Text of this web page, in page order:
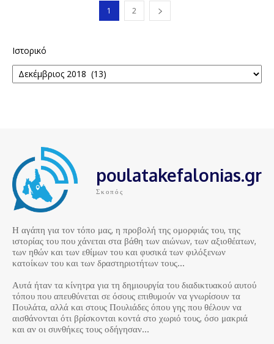
1 2
Ιστορικό
poulatakefalonias.gr
Σκοπός
Η αγάπη για τον τόπο μας, η προβολή της ομορφιάς του, της
ιστορίας του που χάνεται στα βάθη των αιώνων, των αξιοθέατων,
των ηθών και των εθίμων του και φυσικά των φιλόξενων
κατοίκων του και των δραστηριοτήτων τους…
Αυτά ήταν τα κίνητρα για τη δημιουργία του διαδικτυακού αυτού
τόπου που απευθύνεται σε όσους επιθυμούν να γνωρίσουν τα
Πουλάτα, αλλά και στους Πουλιάδες όπου γης που θέλουν να
αισθάνονται ότι βρίσκονται κοντά στο χωριό τους, όσο μακριά
και αν οι συνθήκες τους οδήγησαν…